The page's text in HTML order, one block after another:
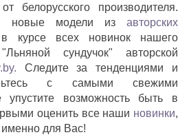
белорусского производителя.
новые модели из авторских
курсе всех новинок нашего
"Льняной сундучок" авторской
Следите за тенденциями и
с самыми свежими
упустите возможность быть в
оценить все наши новинки,
для Вас!